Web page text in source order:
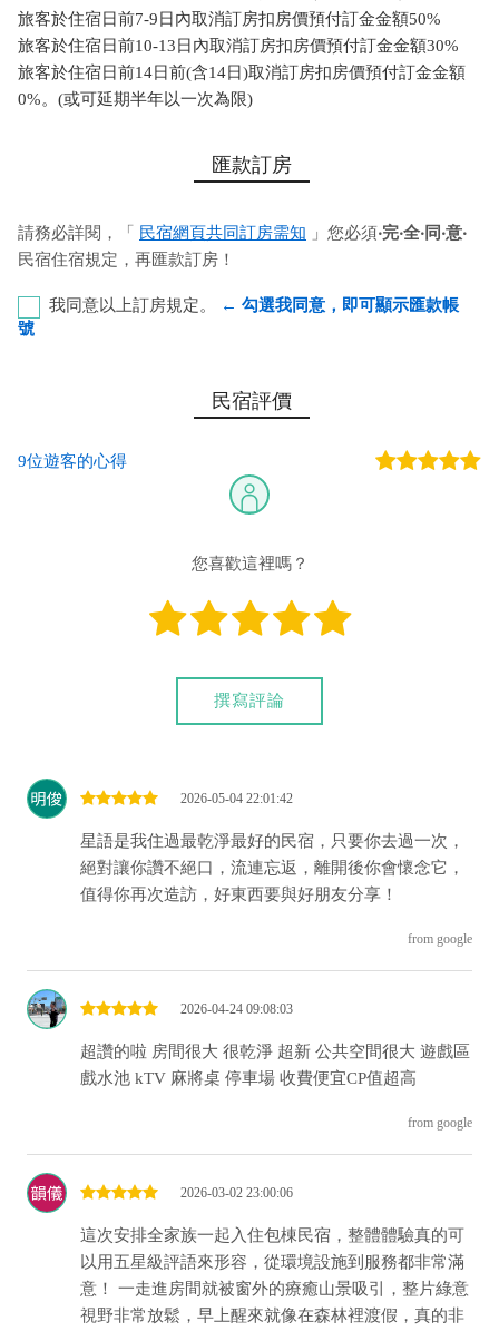
旅客於住宿日前7-9日內取消訂房扣房價預付訂金金額50%
旅客於住宿日前10-13日內取消訂房扣房價預付訂金金額30%
旅客於住宿日前14日前(含14日)取消訂房扣房價預付訂金金額
0%。(或可延期半年以一次為限)
匯款訂房
請務必詳閱，「 民宿網頁共同訂房需知 」您必須‧完‧全‧同‧意‧
民宿住宿規定，再匯款訂房！
我同意以上訂房規定。
← 勾選我同意，即可顯示匯款帳
號
華南銀行-前鎮分行 代號：008 帳號：705-20-046650-7
您也可以利用這幾個常用的網路ATM匯款： [ 郵局ATM ]、 [彰銀
民宿評價
9位遊客的心得
您喜歡這裡嗎？
撰寫評論
2026-05-04 22:01:42
星語是我住過最乾淨最好的民宿，只要你去過一次，
絕對讓你讚不絕口，流連忘返，離開後你會懷念它，
值得你再次造訪，好東西要與好朋友分享！
from google
2026-04-24 09:08:03
超讚的啦 房間很大 很乾淨 超新 公共空間很大 遊戲區
戲水池 kTV 麻將桌 停車場 收費便宜CP值超高
from google
2026-03-02 23:00:06
這次安排全家族一起入住包棟民宿，整體體驗真的可
以用五星級評語來形容，從環境設施到服務都非常滿
意！ 一走進房間就被窗外的療癒山景吸引，整片綠意
視野非常放鬆，早上醒來就像在森林裡渡假，真的非